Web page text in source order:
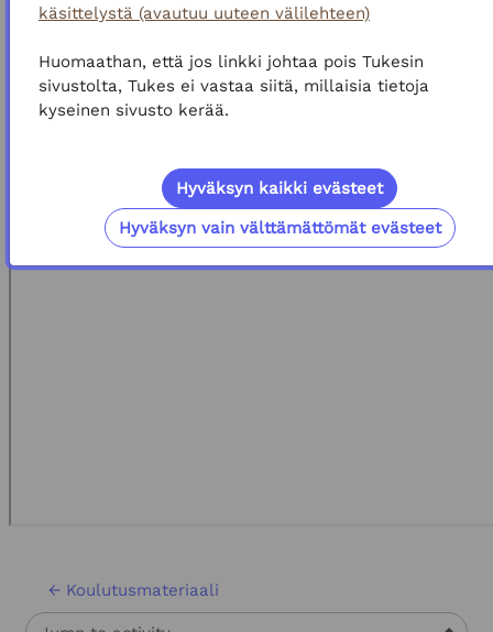
← Koulutusmateriaali
käsittelystä (avautuu uuteen välilehteen)
Huomaathan, että jos linkki johtaa pois Tukesin
sivustolta, Tukes ei vastaa siitä, millaisia tietoja
kyseinen sivusto kerää.
Hyväksyn kaikki evästeet
Hyväksyn vain välttämättömät evästeet